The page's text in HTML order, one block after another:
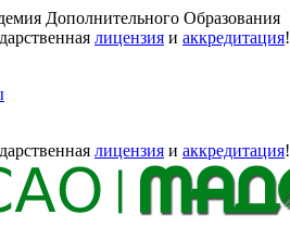
Дополнительного Образования
лицензия и аккредитация!
лицензия и аккредитация!